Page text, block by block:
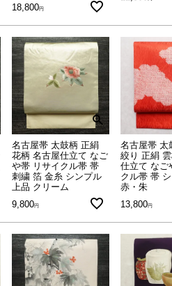
18,800
名古屋帯 太鼓柄 正絹
花柄 名古屋仕立て なご
や帯 リサイクル帯 帯
刺繍 箔 金糸 シンプル
上品 クリーム
9,800
名古屋帯 太
絞り 正絹
仕立て なご
クル帯 帯
赤・朱
13,800